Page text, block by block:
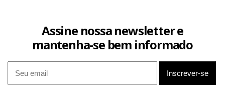
Assine nossa newsletter e
mantenha-se bem informado